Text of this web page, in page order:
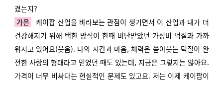
겼는지?
가은
케이팝 산업을 바라보는 관점이 생기면서 이 산업과 내가 더
건강해지기 위해 택한 방식이 한때 비난받았던 가성비 덕질과 가까
워지고 있어요(웃음). 나의 시간과 마음, 체력은 쏟아붓는 덕질이 완
전한 사랑의 형태라고 믿었던 때도 있는데, 지금은 그렇지는 않아요.
가격이 너무 비싸다는 현실적인 문제도 있고요. 저는 이제 케이팝이